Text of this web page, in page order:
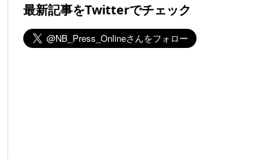
最新記事をTwitterでチェック